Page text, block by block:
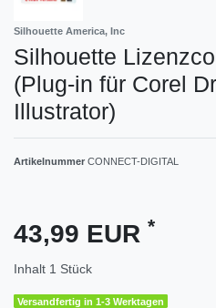
Silhouette America, Inc
Silhouette
(Plug-in für Corel
Illustrator)
Artikelnummer CONNECT-DIGITAL
43,99 EUR *
Inhalt 1 Stück
Versandfertig in 1-3 Werktagen